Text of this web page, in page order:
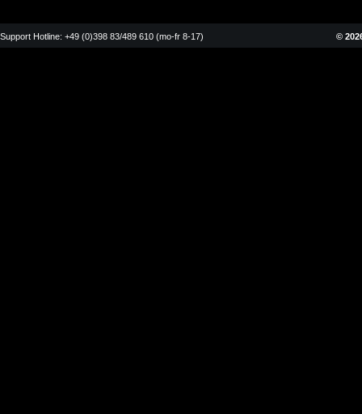
Support Hotline: +49 (0)398 83/489 610 (mo-fr 8-17) ©